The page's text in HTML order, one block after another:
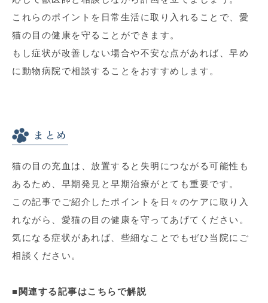
これらのポイントを日常生活に取り入れることで、愛
猫の目の健康を守ることができます。
もし症状が改善しない場合や不安な点があれば、早め
に動物病院で相談することをおすすめします。
まとめ
猫の目の充血は、放置すると失明につながる可能性も
あるため、早期発見と早期治療がとても重要です。
この記事でご紹介したポイントを日々のケアに取り入
れながら、愛猫の目の健康を守ってあげてください。
気になる症状があれば、些細なことでもぜひ当院にご
相談ください。
■関連する記事はこちらで解説